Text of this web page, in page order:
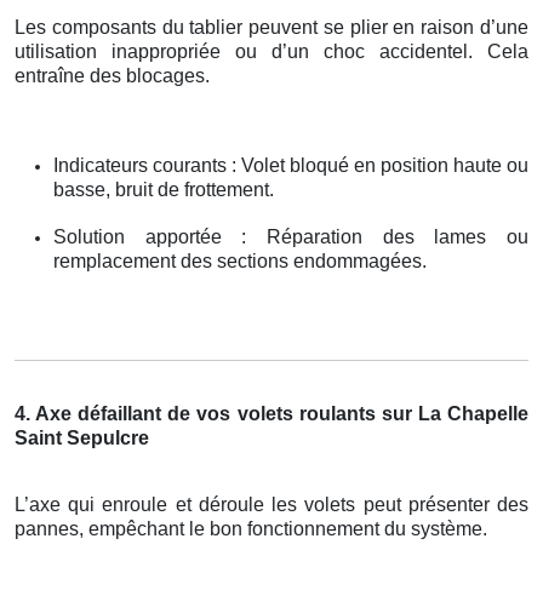
Les composants du tablier peuvent se plier en raison d’une
utilisation inappropriée ou d’un choc accidentel. Cela
entraîne des blocages.
Indicateurs courants : Volet bloqué en position haute ou
basse, bruit de frottement.
Solution apportée : Réparation des lames ou
remplacement des sections endommagées.
4. Axe défaillant de vos volets roulants sur La Chapelle
Saint Sepulcre
L’axe qui enroule et déroule les volets peut présenter des
pannes, empêchant le bon fonctionnement du système.